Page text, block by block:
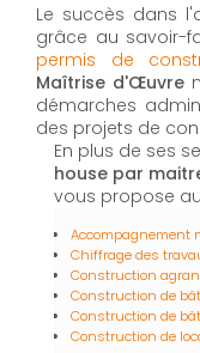
Le succès dans
grâce au savoir-
permis de
Maîtrise d'Œuvre
démarches
des projets de
En plus de ses
house par
vous propose
Accompagnement
Chiffrage des
Construction
Construction de
Construction de
Construction de